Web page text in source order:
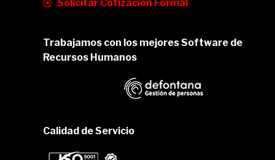
Solicitar Cotización Formal
Trabajamos con los mejores Software de
Recursos Humanos
Calidad de Servicio